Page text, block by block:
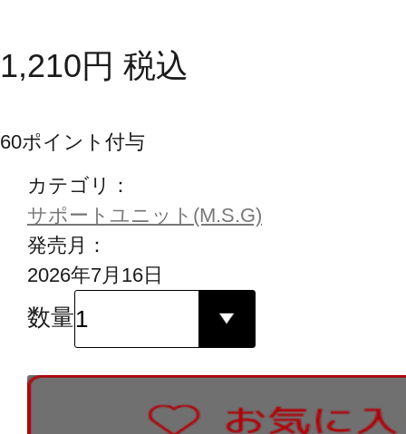
1,210円 税込
60ポイント付与
カテゴリ：
サポートユニット(M.S.G)
発売月：
2026年7月16日
数量